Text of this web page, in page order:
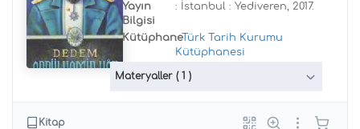
Yayın
Bilgisi
: İstanbul : Yediveren, 2017.
Kütüphane
:Türk Tarih Kurumu
Kütüphanesi
Materyaller ( 1 )
Kitap